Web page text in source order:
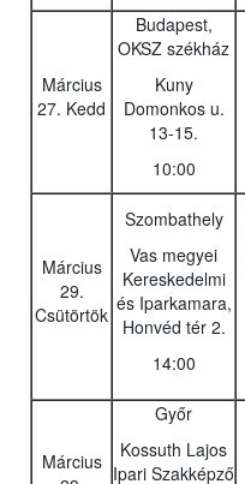
Március
27. Kedd
Budapest,
OKSZ székház
Kuny
Domonkos u.
13-15.
10:00
Március
29.
Csütörtök
Szombathely
Vas megyei
Kereskedelmi
és Iparkamara,
Honvéd tér 2.
14:00
Március
Győr
Kossuth Lajos
Ipari Szakképző